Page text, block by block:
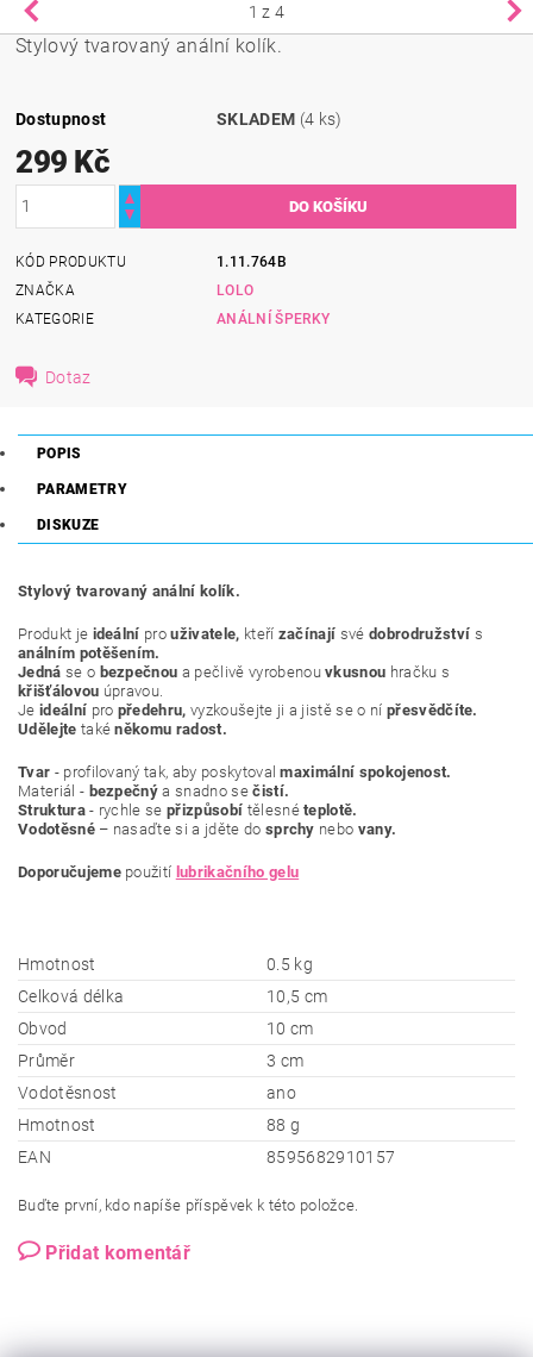
1 z 4
Stylový tvarovaný anální kolík.
Dostupnost SKLADEM (4 ks)
299 Kč
KÓD PRODUKTU
1.11.764B
ZNAČKA
LOLO
KATEGORIE
ANÁLNÍ ŠPERKY
Dotaz
POPIS
PARAMETRY
DISKUZE
Stylový tvarovaný anální kolík.
Produkt je ideální prouživatele, kteří začínají svédobrodružství s
análním potěšením.
Jedná se o bezpečnou a pečlivě vyrobenouvkusnou hračku s
křišťálovou úpravou.
Je ideální pro předehru, vyzkoušejte ji a jistě se o ní přesvědčíte.
Udělejte takéněkomu radost.
Tvar - profilovaný tak, aby poskytovalmaximální spokojenost.
Materiál - bezpečný a snadno sečistí.
Struktura- rychle sepřizpůsobí tělesnéteplotě.
Vodotěsné– nasaďte si a jděte do sprchy nebo vany.
Doporučujemepoužití lubrikačního gelu
Hmotnost
0.5 kg
Celková délka
10,5 cm
Obvod
10 cm
Průměr
3 cm
Vodotěsnost
ano
Hmotnost
88 g
EAN
8595682910157
Buďte první, kdo napíše příspěvek k této položce.
Přidat komentář